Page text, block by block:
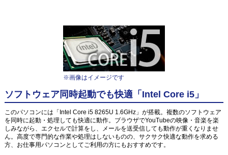
※画像はイメージです
ソフトウェア同時起動でも快適「Intel Core i5」
このパソコンには「Intel Core i5 8265U 1.6GHz」が搭載。複数のソフトウェア
を同時に起動・処理しても快適に動作。ブラウザでYouTubeの映像・音楽を楽
しみながら、エクセルで計算をし、メールを送受信しても動作が重くなりませ
ん。高度で専門的な作業や処理はしないものの、サクサク快適な動作を求める
方、お仕事用パソコンとしてご利用の方にもおすすめです。